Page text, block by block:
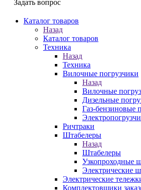
Задать вопрос
Каталог товаров
Назад
Каталог товаров
Техника
Назад
Техника
Вилочные погрузчики
Назад
Вилочные
Дизельные
Газ-бензиновые
Ричтраки
Штабелеры
Назад
Штабелеры
Узкопроходные
Электрические
Электрические
Комплектовщики